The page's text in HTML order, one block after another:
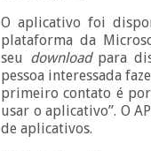
O aplicativo foi
plataforma da
seu downloadpara
pessoa interessada
primeiro contato é por
usar o aplicativo”. O
de aplicativos.